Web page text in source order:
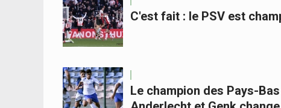
C'est fait : le PSV est
Le champion des Pays-